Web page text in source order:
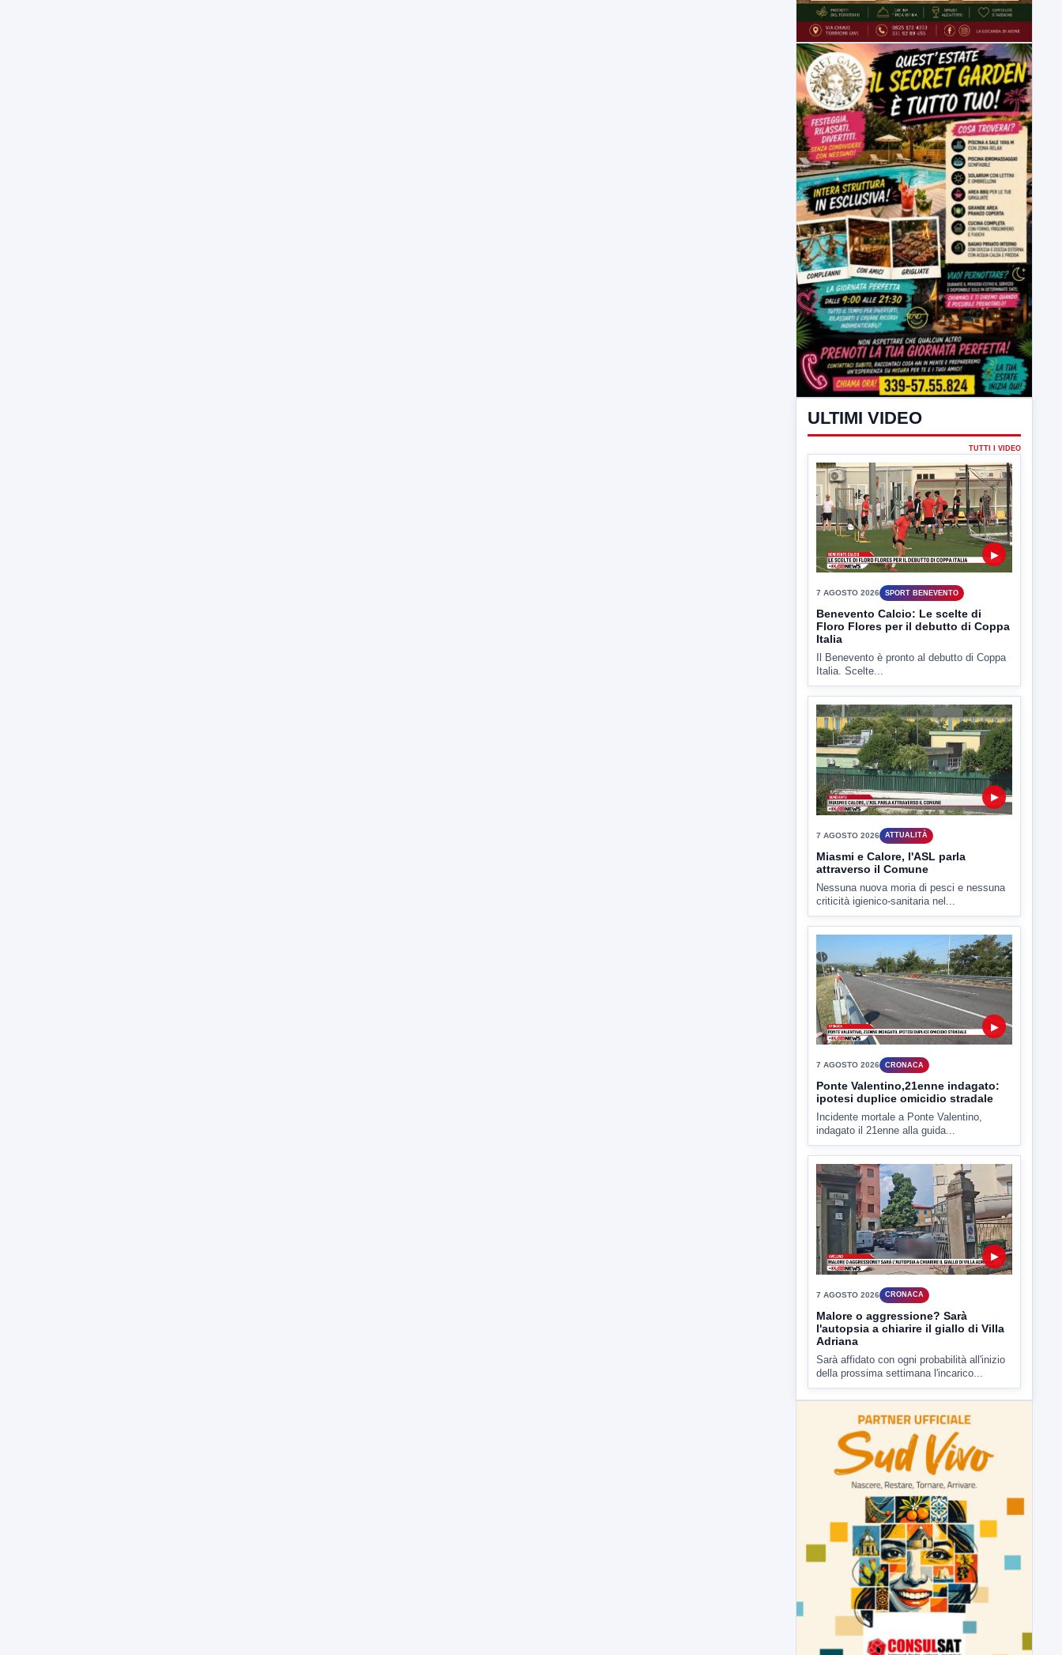
ULTIMI VIDEO
TUTTI I VIDEO
▶
Benevento Calcio: Le scelte di
Floro Flores per il debutto di Coppa
Italia
Il Benevento è pronto al debutto di Coppa
Italia. Scelte...
7 AGOSTO 2026 ATTUALITÀ
Miasmi e Calore, l'ASL parla
attraverso il Comune
Nessuna nuova moria di pesci e nessuna
criticità igienico-sanitaria nel...
7 AGOSTO 2026 CRONACA
Ponte Valentino,21enne indagato:
ipotesi duplice omicidio stradale
Incidente mortale a Ponte Valentino,
indagato il 21enne alla guida...
▶
Malore o aggressione? Sarà
l'autopsia a chiarire il giallo di Villa
Adriana
Sarà affidato con ogni probabilità all'inizio
della prossima settimana l'incarico...